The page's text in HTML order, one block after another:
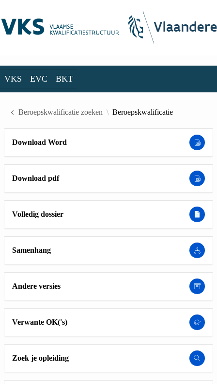
VKS EVC BKT
Beroepskwalificatie zoeken Beroepskwalificatie
Download Word
Download pdf
Volledig dossier
Samenhang
Andere versies
Verwante OK('s)
Zoek je opleiding